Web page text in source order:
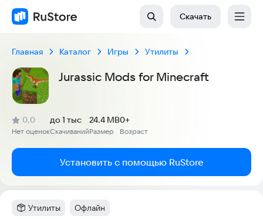
Скачать
Главная Каталог Игры Утилиты
Jurassic Mods for Minecraft
Рейтинг:
0,0
(
Нет оценок
)
Скачиваний
до 1 тыс
Размер
24.4 MB
Возраст
0+
Установить с помощью RuStore
Категория:
Утилиты Тег:
Офлайн